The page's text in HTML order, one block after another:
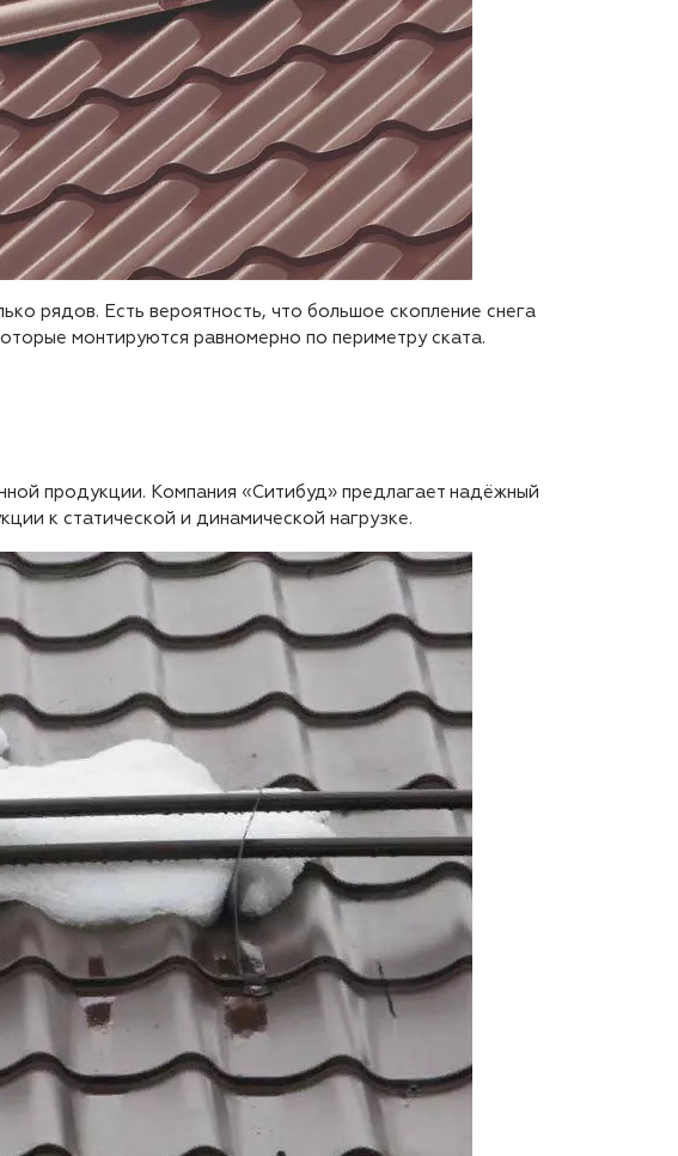
рядов. Есть вероятность, что большое скопление снега
монтируются равномерно по периметру ската.
продукции. Компания «Ситибуд» предлагает надёжный
к статической и динамической нагрузке.